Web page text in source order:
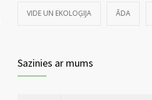
VIDE UN EKOLOĢIJA ĀDA
Sazinies ar mums